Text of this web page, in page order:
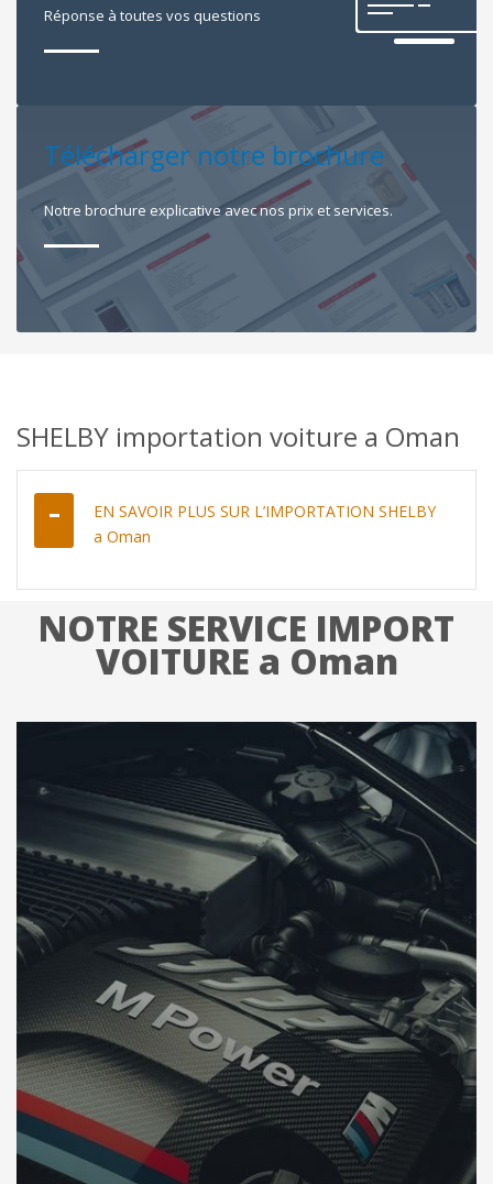
Réponse à toutes vos questions
Télécharger notre brochure
Notre brochure explicative avec nos prix et services.
SHELBY importation voiture a Oman
EN SAVOIR PLUS SUR L’IMPORTATION SHELBY
a Oman
NOTRE SERVICE IMPORT
VOITURE a Oman